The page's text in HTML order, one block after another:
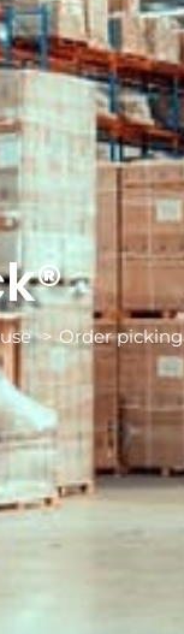
Order picking